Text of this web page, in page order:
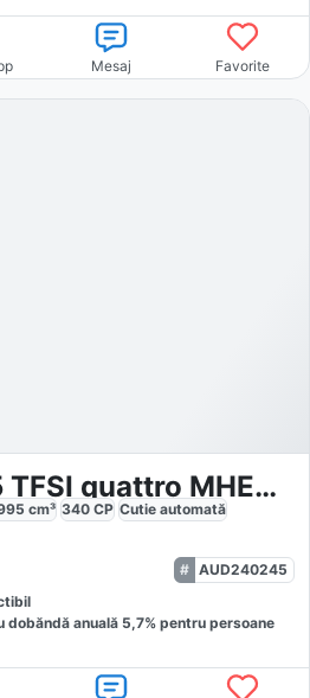
Mesaj Favorite
Audi Q8 3.0 55 TFSI quattro MHEV S-Line
cm³ 340 CP Cutie automată
AUD240245
dobăndă anuală 5,7% pentru persoane